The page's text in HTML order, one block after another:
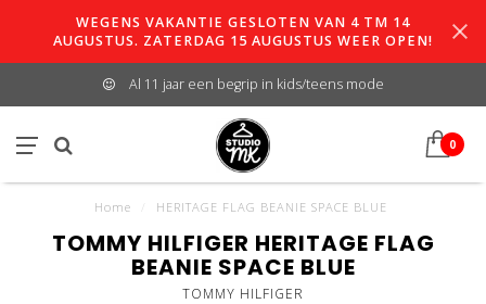
WEGENS VAKANTIE GESLOTEN VAN 4 TM 14
AUGUSTUS. ZATERDAG 15 AUGUSTUS WEER OPEN!
Al 11 jaar een begrip in kids/teens mode
0
Home HERITAGE FLAG BEANIE SPACE BLUE
TOMMY HILFIGER HERITAGE FLAG
BEANIE SPACE BLUE
TOMMY HILFIGER